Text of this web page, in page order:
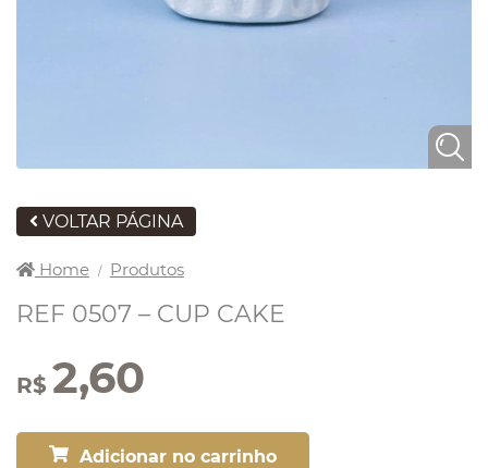
VOLTAR PÁGINA
Home / Produtos
REF 0507 – CUP CAKE
R$ 2,60
Adicionar no carrinho